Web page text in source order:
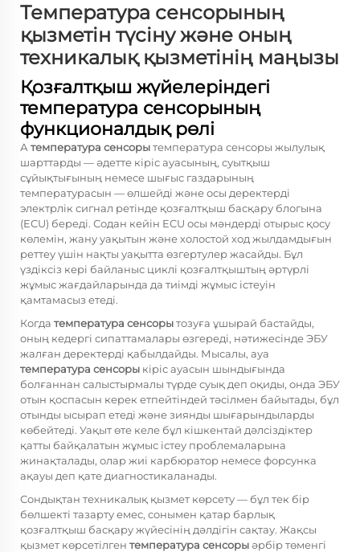
Температура сенсорының
қызметін түсіну және оның
техникалық қызметінің маңызы
Қозғалтқыш жүйелеріндегі
температура сенсорының
функционалдық рөлі
А температура сенсорытемпература сенсоры жылулық
шарттарды — әдетте кіріс ауасының, суытқыш
сұйықтығының немесе шығыс газдарының
температурасын — өлшейді және осы деректерді
электрлік сигнал ретінде қозғалтқыш басқару блогына
(ECU) береді. Содан кейін ECU осы мәндерді отырыс қосу
көлемін, жану уақытын және холостой ход жылдамдығын
реттеу үшін нақты уақытта өзгертулер жасайды. Бұл
үздіксіз кері байланыс циклі қозғалтқыштың әртүрлі
жұмыс жағдайларында да тиімді жұмыс істеуін
қамтамасыз етеді.
Когда температура сенсорытозуға ұшырай бастайды,
оның кедергі сипаттамалары өзгереді, нәтижесінде ЭБУ
жалған деректерді қабылдайды. Мысалы, ауа
температура сенсоры кіріс ауасын шындығында
болғаннан салыстырмалы түрде суық деп оқиды, онда ЭБУ
отын қоспасын керек етпейтіндей тәсілмен байытады, бұл
отынды ысырап етеді және зиянды шығарындыларды
көбейтеді. Уақыт өте келе бұл кішкентай дәлсіздіктер
қатты байқалатын жұмыс істеу проблемаларына
жинақталады, олар жиі карбюратор немесе форсунка
ақауы деп қате диагностикаланады.
Сондықтан техникалық қызмет көрсету — бұл тек бір
бөлшекті тазарту емес, сонымен қатар барлық
қозғалтқыш басқару жүйесінің дәлдігін сақтау. Жақсы
қызмет көрсетілген температура сенсорыәрбір төменгі